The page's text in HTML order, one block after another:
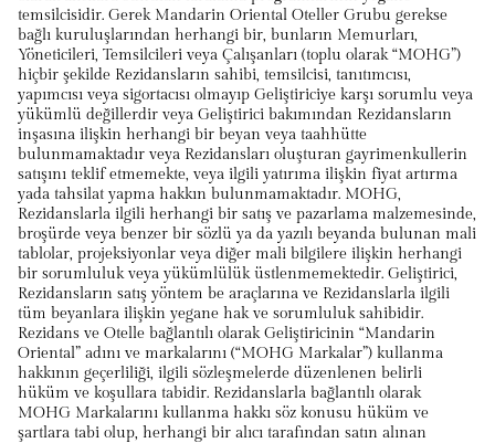
temsilcisidir. Gerek Mandarin Oriental Oteller Grubu gerekse
bağlı kuruluşlarından herhangi bir, bunların Memurları,
Yöneticileri, Temsilcileri veya Çalışanları (toplu olarak “MOHG”)
hiçbir şekilde Rezidansların sahibi, temsilcisi, tanıtımcısı,
yapımcısı veya sigortacısı olmayıp Geliştiriciye karşı sorumlu veya
yükümlü değillerdir veya Geliştirici bakımından Rezidansların
inşasına ilişkin herhangi bir beyan veya taahhütte
bulunmamaktadır veya Rezidansları oluşturan gayrimenkullerin
satışını teklif etmemekte, veya ilgili yatırıma ilişkin fiyat artırma
yada tahsilat yapma hakkın bulunmamaktadır. MOHG,
Rezidanslarla ilgili herhangi bir satış ve pazarlama malzemesinde,
broşürde veya benzer bir sözlü ya da yazılı beyanda bulunan mali
tablolar, projeksiyonlar veya diğer mali bilgilere ilişkin herhangi
bir sorumluluk veya yükümlülük üstlenmemektedir. Geliştirici,
Rezidansların satış yöntem be araçlarına ve Rezidanslarla ilgili
tüm beyanlara ilişkin yegane hak ve sorumluluk sahibidir.
Rezidans ve Otelle bağlantılı olarak Geliştiricinin “Mandarin
Oriental” adını ve markalarını (“MOHG Markalar”) kullanma
hakkının geçerliliği, ilgili sözleşmelerde düzenlenen belirli
hüküm ve koşullara tabidir. Rezidanslarla bağlantılı olarak
MOHG Markalarını kullanma hakkı söz konusu hüküm ve
şartlara tabi olup, herhangi bir alıcı tarafından satın alınan